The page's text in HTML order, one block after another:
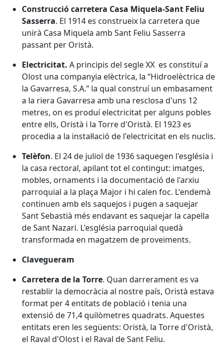
Construcció carretera Casa Miquela-Sant Feliu
Sasserra. El 1914 es construeix la carretera que
unirà Casa Miquela amb Sant Feliu Sasserra
passant per Oristà.
Electricitat. A principis del segle XX es constituí a
Olost una companyia elèctrica, la “Hidroelèctrica de
la Gavarresa, S.A.” la qual construí un embasament
a la riera Gavarresa amb una resclosa d'uns 12
metres, on es produí electricitat per alguns pobles
entre ells, Oristà i la Torre d'Oristà. El 1923 es
procedia a la instal·lació de l'electricitat en els nuclis.
Telèfon. El 24 de juliol de 1936 saquegen l'església i
la casa rectoral, apilant tot el contingut: imatges,
mobles, ornaments i la documentació de l'arxiu
parroquial a la plaça Major i hi calen foc. L'endemà
continuen amb els saquejos i pugen a saquejar
Sant Sebastià més endavant es saquejar la capella
de Sant Nazari. L'església parroquial quedà
transformada en magatzem de proveïments.
Clavegueram
Carretera de la Torre. Quan darrerament es va
restablir la democràcia al nostre país, Oristà estava
format per 4 entitats de població i tenia una
extensió de 71,4 quilòmetres quadrats. Aquestes
entitats eren les següents: Oristà, la Torre d'Oristà,
el Raval d'Olost i el Raval de Sant Feliu.